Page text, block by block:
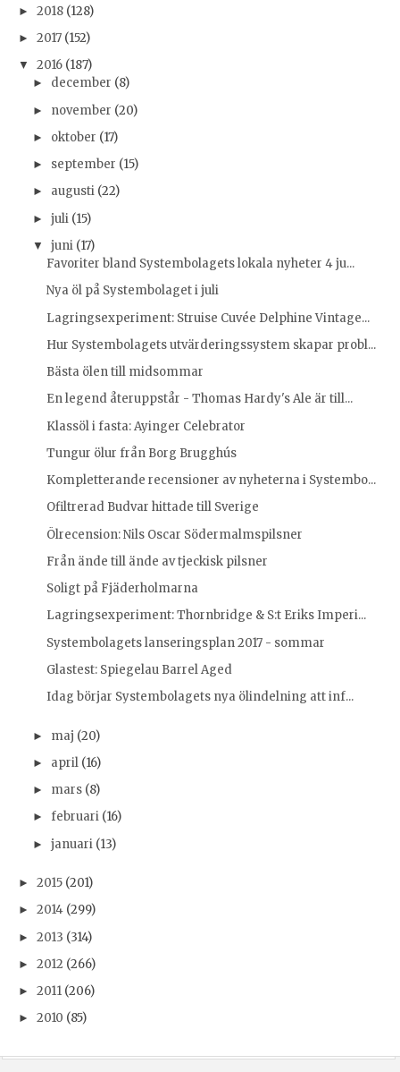
► 2018 (128)
► 2017 (152)
▼ 2016 (187)
► december (8)
► november (20)
► oktober (17)
► september (15)
► augusti (22)
► juli (15)
▼ juni (17)
Favoriter bland Systembolagets lokala nyheter 4 ju...
Nya öl på Systembolaget i juli
Lagringsexperiment: Struise Cuvée Delphine Vintage...
Hur Systembolagets utvärderingssystem skapar probl...
Bästa ölen till midsommar
En legend återuppstår - Thomas Hardy's Ale är till...
Klassöl i fasta: Ayinger Celebrator
Tungur ölur från Borg Brugghús
Kompletterande recensioner av nyheterna i Systembo...
Ofiltrerad Budvar hittade till Sverige
Ölrecension: Nils Oscar Södermalmspilsner
Från ände till ände av tjeckisk pilsner
Soligt på Fjäderholmarna
Lagringsexperiment: Thornbridge & S:t Eriks Imperi...
Systembolagets lanseringsplan 2017 - sommar
Glastest: Spiegelau Barrel Aged
Idag börjar Systembolagets nya ölindelning att inf...
► maj (20)
► april (16)
► mars (8)
► februari (16)
► januari (13)
► 2015 (201)
► 2014 (299)
► 2013 (314)
► 2012 (266)
► 2011 (206)
► 2010 (85)